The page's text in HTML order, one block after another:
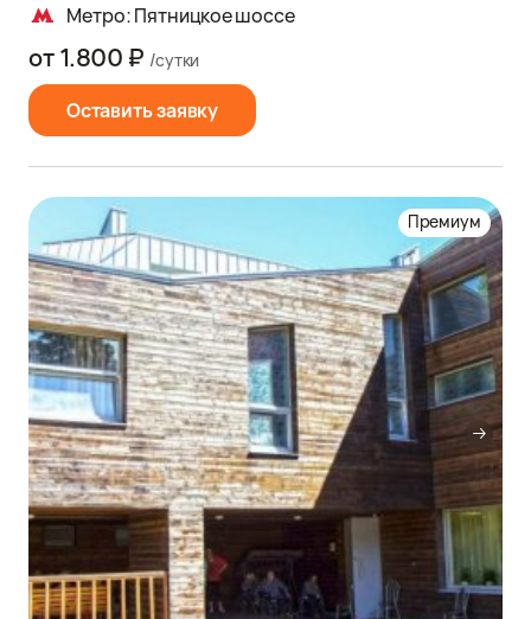
Метро: Пятницкое шоссе
Оставить заявку
от 1.800 ₽ /сутки
Премиум